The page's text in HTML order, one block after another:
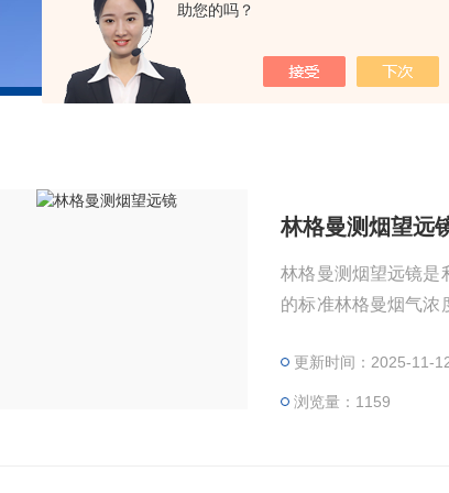
助您的吗？
林格曼测烟望远
林格曼测烟望远镜是
的标准林格曼烟气浓
更新时间：2025-11-
浏览量：1159